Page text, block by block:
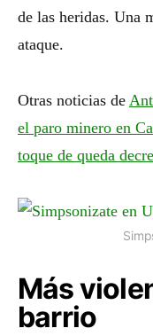
de las heridas. Una
ataque.
Otras noticias de
el paro minero en
toque de queda
Más
barrio